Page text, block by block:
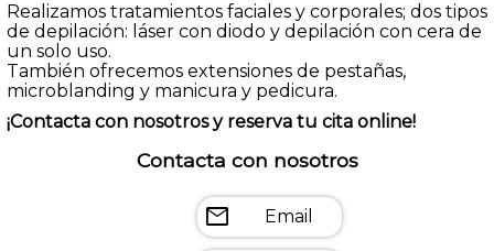
Realizamos tratamientos faciales y corporales; dos tipos
de depilación: láser con diodo y depilación con cera de
un solo uso.
También ofrecemos extensiones de pestañas,
microblanding y manicura y pedicura.
¡Contacta con nosotros y reserva tu cita online!
Contacta con nosotros
mail Email